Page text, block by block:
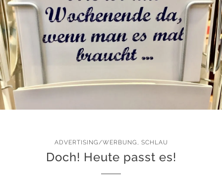
ADVERTISING/WERBUNG , SCHLAU
Doch! Heute passt es!